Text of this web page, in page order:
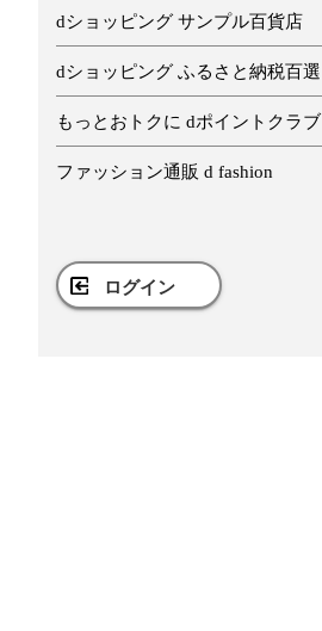
dショッピング サンプル百貨店
dショッピング ふるさと納税百選
もっとおトクに dポイントクラブ
ファッション通販 d fashion
ログイン